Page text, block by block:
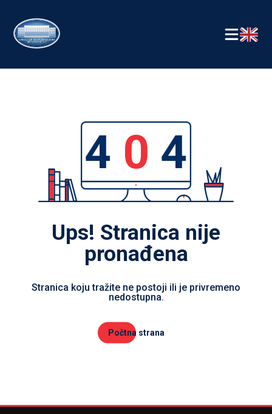
4 0 4
Ups! Stranica nije
pronađena
Stranica koju tražite ne postoji ili je privremeno
nedostupna.
Počtna strana